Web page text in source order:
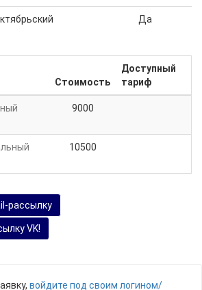
Да
Стоимость
Доступный
тариф
9000
10500
рассылку
VK!
войдите под своим логином/